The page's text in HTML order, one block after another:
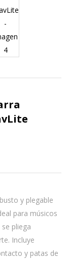
y plegable
para músicos
pliega
Incluye
y patas de